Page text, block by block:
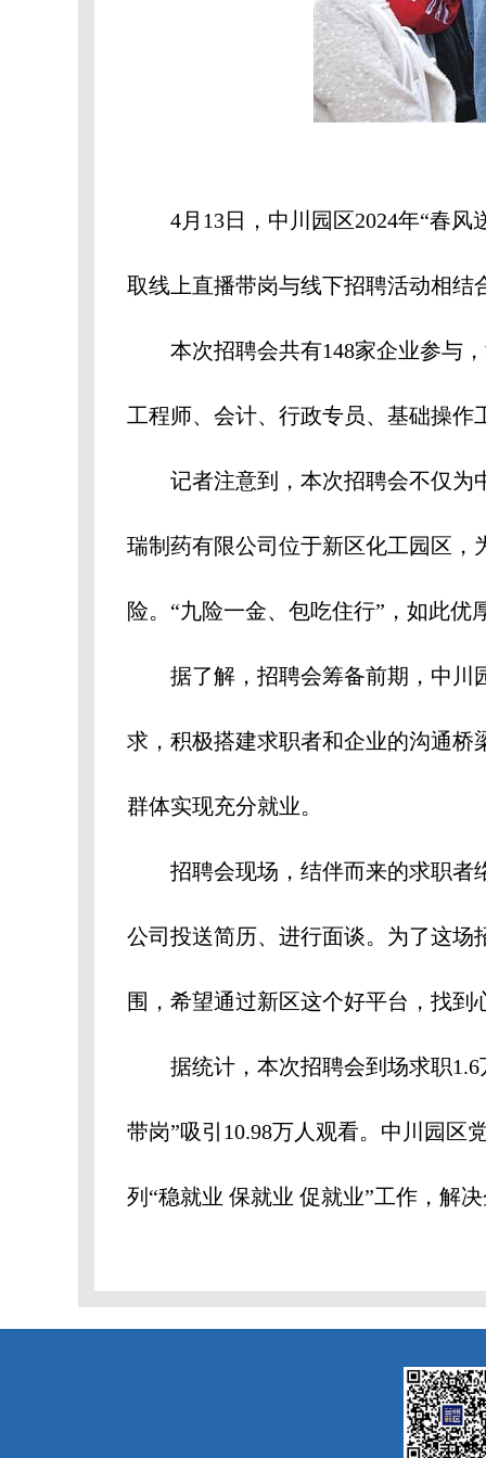
4月13日，中川园区2024年“春风
取线上直播带岗与线下招聘活动相结
本次招聘会共有148家企业参与，
工程师、会计、行政专员、基础操作
记者注意到，本次招聘会不仅为中
瑞制药有限公司位于新区化工园区，
险。“九险一金、包吃住行”，如此
据了解，招聘会筹备前期，中川园
求，积极搭建求职者和企业的沟通
群体实现充分就业。
招聘会现场，结伴而来的求职者络
公司投送简历、进行面谈。为了这
围，希望通过新区这个好平台，找
据统计，本次招聘会到场求职1.6
带岗”吸引10.98万人观看。中川园区
列“稳就业 保就业 促就业”工作，解